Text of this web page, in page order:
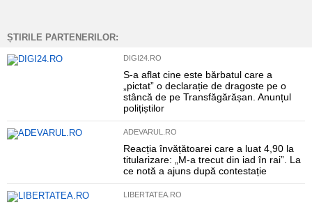
ȘTIRILE PARTENERILOR:
DIGI24.RO
S-a aflat cine este bărbatul care a
„pictat” o declarație de dragoste pe o
stâncă de pe Transfăgărășan. Anunțul
polițiștilor
ADEVARUL.RO
Reacția învățătoarei care a luat 4,90 la
titularizare: „M-a trecut din iad în rai”. La
ce notă a ajuns după contestație
LIBERTATEA.RO